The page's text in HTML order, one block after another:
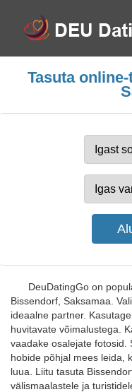
Tasuta
DeuDatingGo on
Bissendorf, Saksamaa.
ideaalne partner.
huvitavate võimalustega.
vaadake osalejate fotosid.
hobide põhjal mees leida,
luua. Liitu tasuta
välismaalastele ja